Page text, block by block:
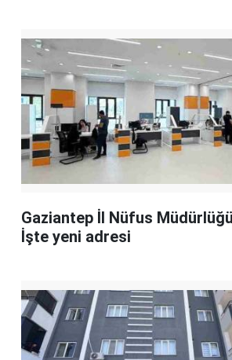
Gaziantep İl Nüfus Müdürlüğü
İşte yeni adresi